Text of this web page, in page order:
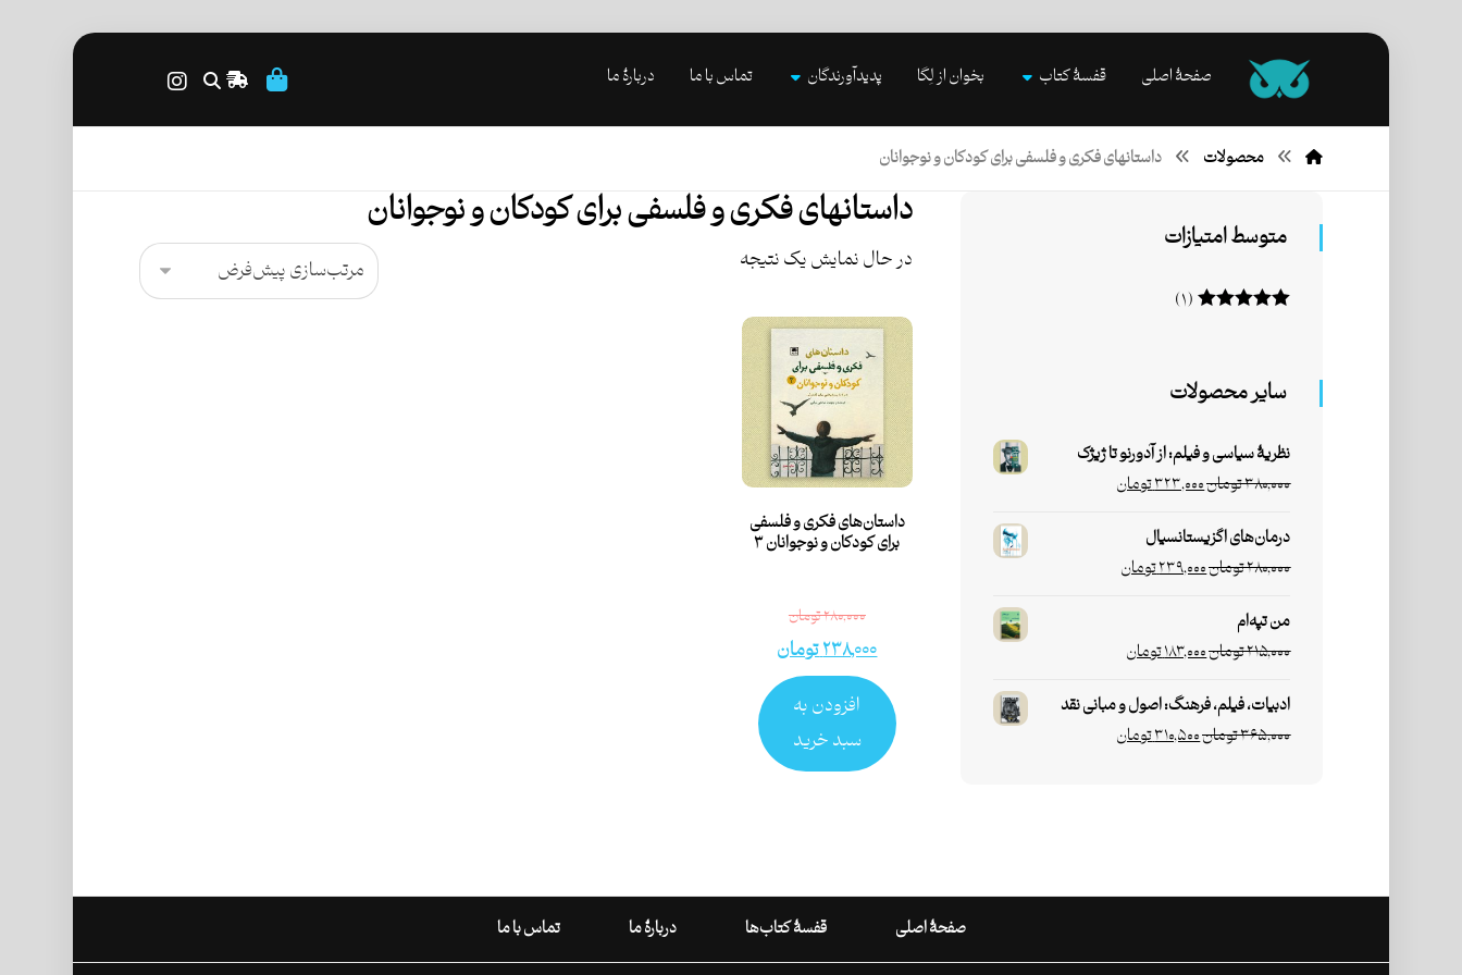
صفحۀ اصلی قفسۀ کتاب بخوان از لِگا پدیدآورندگان تماس با ما دربارۀ ما
محصولات داستانهای فکری و فلسفی برای کودکان و نوجوانان
داستانهای فکری و فلسفی برای کودکان و نوجوانان
در حال نمایش یک نتیجه
داستان‌های فکری و فلسفی
برای کودکان و نوجوانان ۳
از ۵
۲۸۰,۰۰۰تومان
۲۳۸,۰۰۰تومان
افزودن به
سبد خرید
متوسط امتیازات
(۱)
سایر محصولات
نظریۀ سیاسی و فیلم: از آدورنو تا ژیژک
۳۸۰,۰۰۰تومان۳۲۳,۰۰۰تومان
درمان‌های اگزیستانسیال
۲۸۰,۰۰۰تومان۲۳۹,۰۰۰تومان
من تپه‌ام
۲۱۵,۰۰۰تومان۱۸۳,۰۰۰تومان
ادبیات، فیلم، فرهنگ: اصول و مبانی نقد
۳۶۵,۰۰۰تومان۳۱۰,۵۰۰تومان
صفحۀ اصلی قفسۀ کتاب‌ها دربارۀ ما تماس با ما